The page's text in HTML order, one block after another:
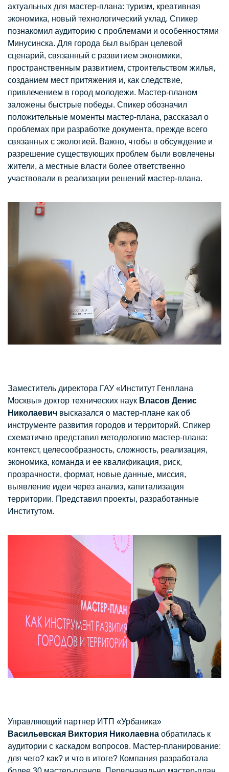
актуальных для мастер-плана: туризм, креативная
экономика, новый технологический уклад. Спикер
познакомил аудиторию с проблемами и особенностями
Минусинска. Для города был выбран целевой
сценарий, связанный с развитием экономики,
пространственным развитием, строительством жилья,
созданием мест притяжения и, как следствие,
привлечением в город молодежи. Мастер-планом
заложены быстрые победы. Спикер обозначил
положительные моменты мастер-плана, рассказал о
проблемах при разработке документа, прежде всего
связанных с экологией. Важно, чтобы в обсуждение и
разрешение существующих проблем были вовлечены
жители, а местные власти более ответственно
участвовали в реализации решений мастер-плана.
Заместитель директора ГАУ «Институт Генплана
Москвы» доктор технических наук Власов Денис
Николаевич высказался о мастер-плане как об
инструменте развития городов и территорий. Спикер
схематично представил методологию мастер-плана:
контекст, целесообразность, сложность, реализация,
экономика, команда и ее квалификация, риск,
прозрачности, формат, новые данные, миссия,
выявление идеи через анализ, капитализация
территории. Представил проекты, разработанные
Институтом.
Управляющий партнер ИТП «Урбаника»
Васильевская Виктория Николаевна обратилась к
аудитории с каскадом вопросов. Мастер-планирование:
для чего? как? и что в итоге? Компания разработала